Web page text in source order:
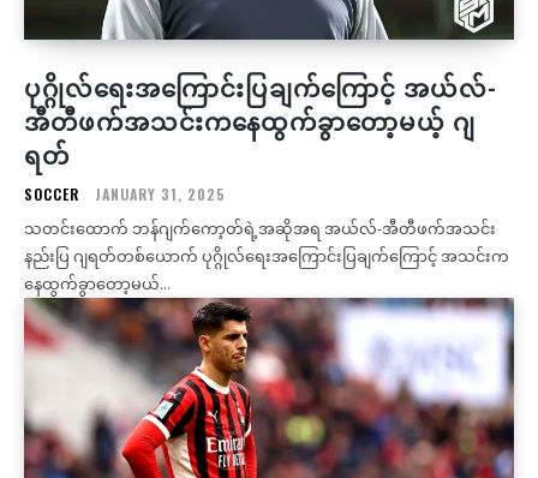
ပုဂ္ဂိုလ်ရေးအကြောင်းပြချက်ကြောင့် အယ်လ်-
အီတီဖက်အသင်းကနေထွက်ခွာတော့မယ့် ဂျ
ရတ်
SOCCER JANUARY 31, 2025
သတင်းထောက် ဘန်ဂျက်ကော့တ်ရဲ့အဆိုအရ အယ်လ်-အီတီဖက်အသင်း
နည်းပြ ဂျရတ်တစ်ယောက် ပုဂ္ဂိုလ်ရေးအကြောင်းပြချက်ကြောင့် အသင်းက
နေထွက်ခွာတော့မယ်...